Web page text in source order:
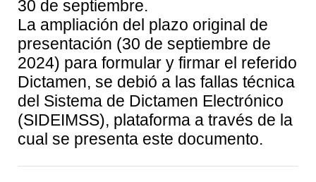
30 de septiembre.
La ampliación del plazo original de
presentación (30 de septiembre de
2024) para formular y firmar el referido
Dictamen, se debió a las fallas técnica
del Sistema de Dictamen Electrónico
(SIDEIMSS), plataforma a través de la
cual se presenta este documento.